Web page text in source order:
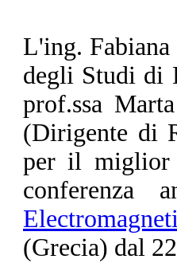
L'ing.
degli Studi di
prof.ssa
(Dirigente di
per il miglior
conferenza
(Grecia) dal